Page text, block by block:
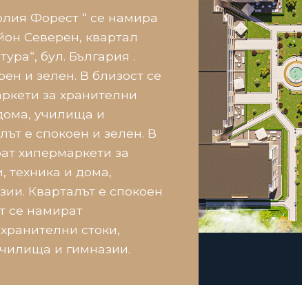
Форест “ се намира
Северен, квартал
бул. България .
и зелен. В близост се
за хранителни
училища и
е спокоен и зелен. В
хипермаркети за
техника и дома,
Кварталът е спокоен
се намират
стоки,
и гимназии.